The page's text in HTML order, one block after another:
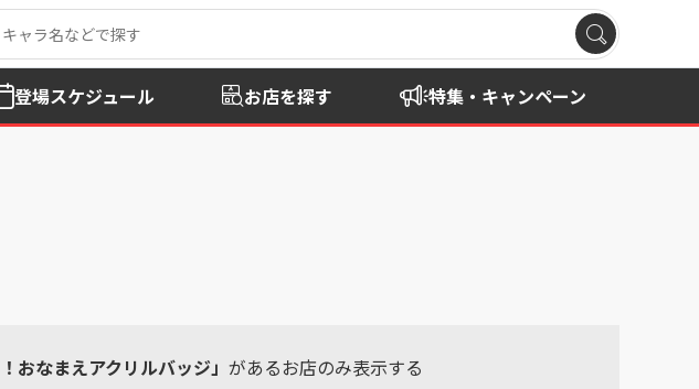
登場スケジュール お店を探す 特集・キャンペーン
おなまえアクリルバッジ」 があるお店のみ表示する